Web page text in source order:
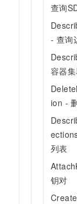
查询
- 查询
容器
ion -
列表
钥对